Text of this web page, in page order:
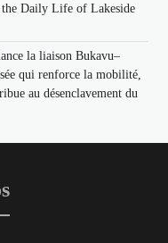
the Daily Life of Lakeside
la liaison Bukavu–
qui renforce la mobilité,
au désenclavement du